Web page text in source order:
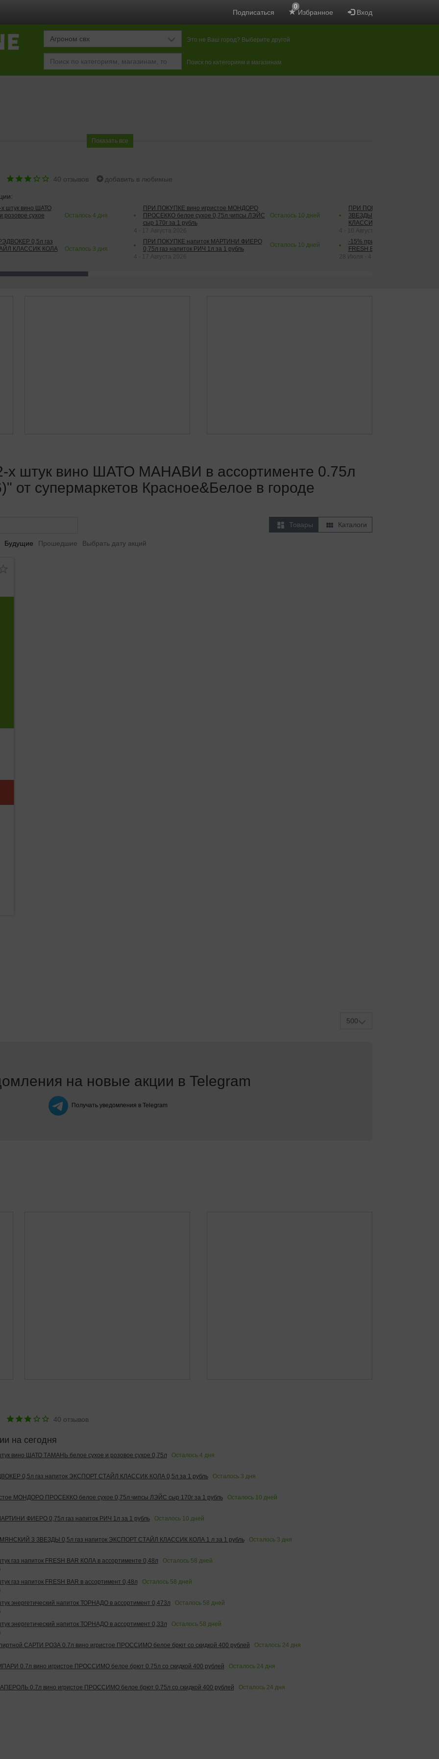
Подписаться Избранное
0
Вход
Агроном свх Это не Ваш город? Выберите другой
Поиск по категориям и магазинам
Показать все
40 отзывов добавить в любимые
х штук вино ШАТО
сухое
Осталось 4 дня
0,5л газ
КЛАССИК КОЛА
Осталось 3 дня
ПРИ ПОКУПКЕ вино игристое МОНДОРО
ПРОСЕККО белое сухое 0,75л чипсы ЛЭЙС
сыр 170г за 1 рубль
Осталось 10 дней
4 - 17 Августа 2026
ПРИ ПОКУПКЕ напиток МАРТИНИ ФИЕРО
0,75л газ напиток РИЧ 1л за 1 рубль
Осталось 10 дней
4 - 17 Августа 2026
ПРИ ПОКУПКЕ коньяк
ЗВЕЗДЫ 0,5л газ напиток
КЛАССИК КОЛА 1 л за 1 рубль
4 - 10 Августа 2026
-15% при покупке от 2-х штук
FRESH BAR КОЛА в
28 Июля - 4 Октября 2026
х штук вино ШАТО МАНАВИ в ассортименте 0.75л
от супермаркетов Красное&Белое в городе
 Товары  Каталоги
Будущие Прошедшие Выбрать дату акций
500
на новые акции в Telegram
Получать уведомления в Telegram
40 отзывов
на сегодня
вино ШАТО ТАМАНЬ белое сухое и розовое сухое 0,75л Осталось 4 дня
0,5л газ напиток ЭКСПОРТ СТАЙЛ КЛАССИК КОЛА 0,5л за 1 рубль Осталось 3 дня
МОНДОРО ПРОСЕККО белое сухое 0,75л чипсы ЛЭЙС сыр 170г за 1 рубль Осталось 10 дней
ФИЕРО 0,75л газ напиток РИЧ 1л за 1 рубль Осталось 10 дней
3 ЗВЕЗДЫ 0,5л газ напиток ЭКСПОРТ СТАЙЛ КЛАССИК КОЛА 1 л за 1 рубль Осталось 3 дня
газ напиток FRESH BAR КОЛА в ассортименте 0,48л Осталось 58 дней
газ напиток FRESH BAR в ассортимент 0,48л
Осталось 58 дней
энергетический напиток ТОРНАДО в ассортимент 0,473л
Осталось 58 дней
энергетический напиток ТОРНАДО в ассортимент 0,33л
Осталось 58 дней
САРТИ РОЗА 0.7л вино игристое ПРОССИМО белое брют со скидкой 400 рублей
Осталось 24 дня
0.7л вино игристое ПРОССИМО белое брют 0.75л со скидкой 400 рублей Осталось 24 дня
0.7л вино игристое ПРОССИМО белое брют 0.75л со скидкой 400 рублей Осталось 24 дня